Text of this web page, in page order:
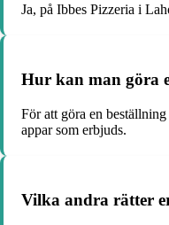
Ja, på Ibbes Pizzeria i
Hur kan man göra
För att göra en
appar som erbjuds.
Vilka andra rätter